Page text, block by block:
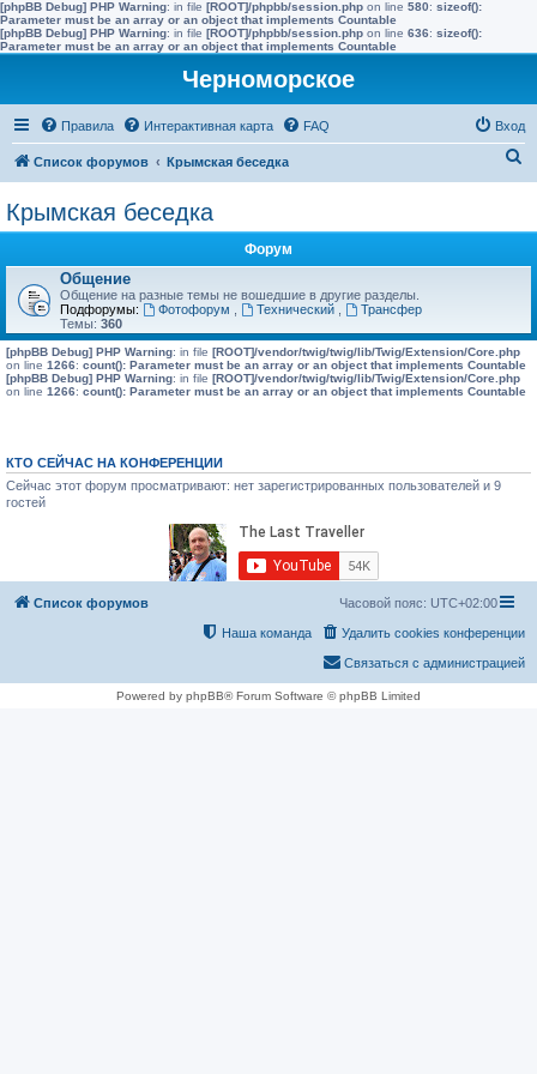
[phpBB Debug] PHP Warning: in file [ROOT]/phpbb/session.php on line 580: sizeof():
Parameter must be an array or an object that implements Countable
[phpBB Debug] PHP Warning: in file [ROOT]/phpbb/session.php on line 636: sizeof():
Parameter must be an array or an object that implements Countable
Черноморское
Правила Интерактивная карта FAQ Вход
Список форумов Крымская беседка
Крымская беседка
Форум
Общение
Общение на разные темы не вошедшие в другие разделы.
Подфорумы:
Фотофорум Технический
Трансфер
Темы: 360
[phpBB Debug] PHP Warning: in file [ROOT]/vendor/twig/twig/lib/Twig/Extension/Core.php
on line 1266: count(): Parameter must be an array or an object that implements Countable
[phpBB Debug] PHP Warning: in file [ROOT]/vendor/twig/twig/lib/Twig/Extension/Core.php
on line 1266: count(): Parameter must be an array or an object that implements Countable
КТО СЕЙЧАС НА КОНФЕРЕНЦИИ
Сейчас этот форум просматривают: нет зарегистрированных пользователей и 9
гостей
Список форумов Часовой пояс: UTC+02:00
Удалить cookies конференции
Наша команда
Связаться с администрацией
Powered by phpBB® Forum Software © phpBB Limited